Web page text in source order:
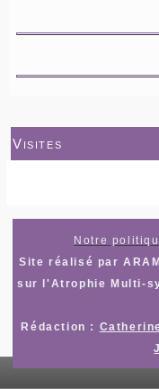
Visites
Notre
Site réalisé par
sur l'Atrophie Multi-
Rédaction :